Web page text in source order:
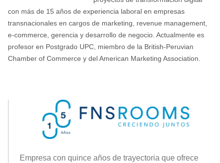
con más de 15 años de experiencia laboral en empresas
transnacionales en cargos de marketing, revenue management,
e-commerce, gerencia y desarrollo de negocio. Actualmente es
profesor en Postgrado UPC, miembro de la British-Peruvian
Chamber of Commerce y del American Marketing Association.
Empresa con quince años de trayectoria que ofrece